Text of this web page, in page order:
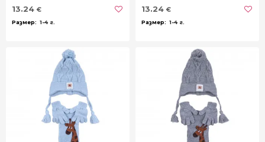
бежово
13.24 €
1-4 г.
13.24 €
1-4 г.